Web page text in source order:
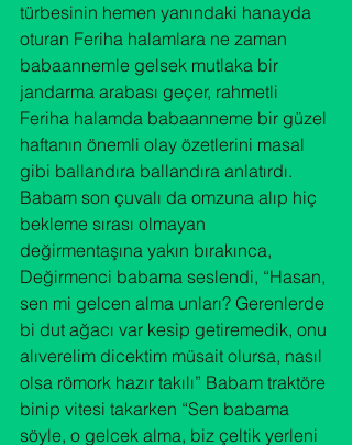
türbesinin hemen yanındaki hanayda
oturan Feriha halamlara ne zaman
babaannemle gelsek mutlaka bir
jandarma arabası geçer, rahmetli
Feriha halamda babaanneme bir güzel
haftanın önemli olay özetlerini masal
gibi ballandıra ballandıra anlatırdı.
Babam son çuvalı da omzuna alıp hiç
bekleme sırası olmayan
değirmentaşına yakın bırakınca,
Değirmenci babama seslendi, “Hasan,
sen mi gelcen alma unları? Gerenlerde
bi dut ağacı var kesip getiremedik, onu
alıverelim dicektim müsait olursa, nasıl
olsa römork hazır takılı” Babam traktöre
binip vitesi takarken “Sen babama
söyle, o gelcek alma, biz çeltik yerleni